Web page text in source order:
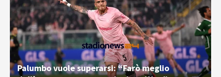
Palumbo vuole superarsi: “Farò meglio